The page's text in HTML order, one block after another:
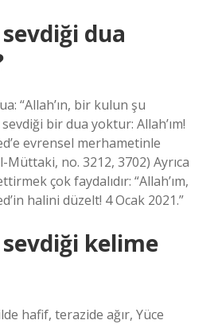
sevdiği dua
“Allah’ın, bir kulun şu
bir dua yoktur: Allah’ım!
evrensel merhametinle
Müttaki, no. 3212, 3702) Ayrıca
çok faydalıdır: “Allah’ım,
halini düzelt! 4 Ocak 2021.”
sevdiği kelime
hafif, terazide ağır, Yüce